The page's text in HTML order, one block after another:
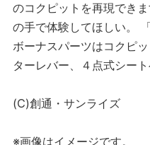
のコクピットを再現でき
の手で体験してほしい。
ボーナスパーツはコクピ
ターレバー、４点式シート
(C)創通・サンライズ
※画像はイメージです。